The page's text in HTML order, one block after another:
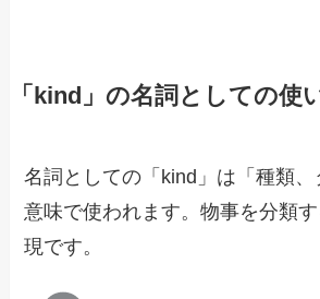
「kind」の名詞としての使
名詞としての「kind」は「種類、
意味で使われます。物事を分類
現です。